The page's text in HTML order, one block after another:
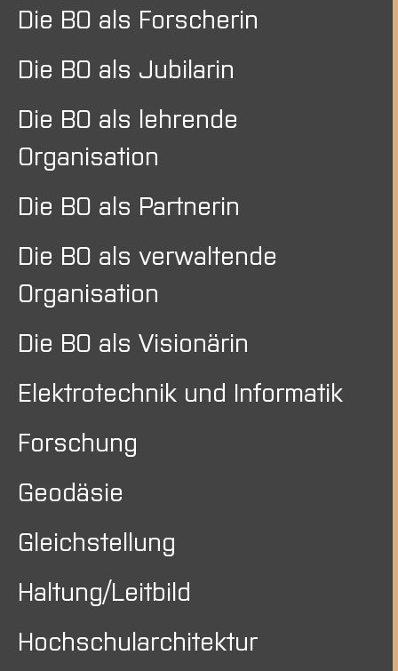
Die BO als Forscherin
Die BO als Jubilarin
Die BO als lehrende
Organisation
Die BO als Partnerin
Die BO als verwaltende
Organisation
Die BO als Visionärin
Elektrotechnik und Informatik
Forschung
Geodäsie
Gleichstellung
Haltung/Leitbild
Hochschularchitektur